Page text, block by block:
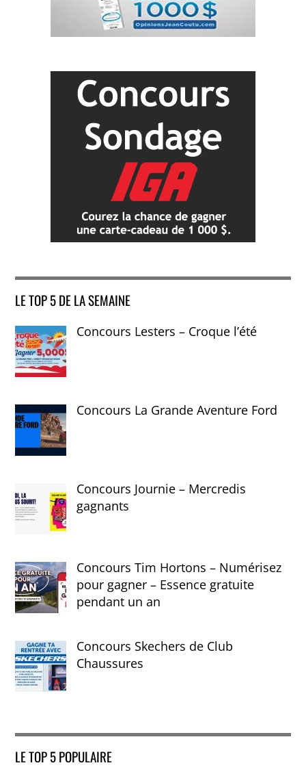
LE TOP 5 DE LA SEMAINE
Concours Lesters – Croque l’été
Concours La Grande Aventure Ford
Concours Journie – Mercredis
gagnants
Concours Tim Hortons – Numérisez
pour gagner – Essence gratuite
pendant un an
Concours Skechers de Club
Chaussures
LE TOP 5 POPULAIRE